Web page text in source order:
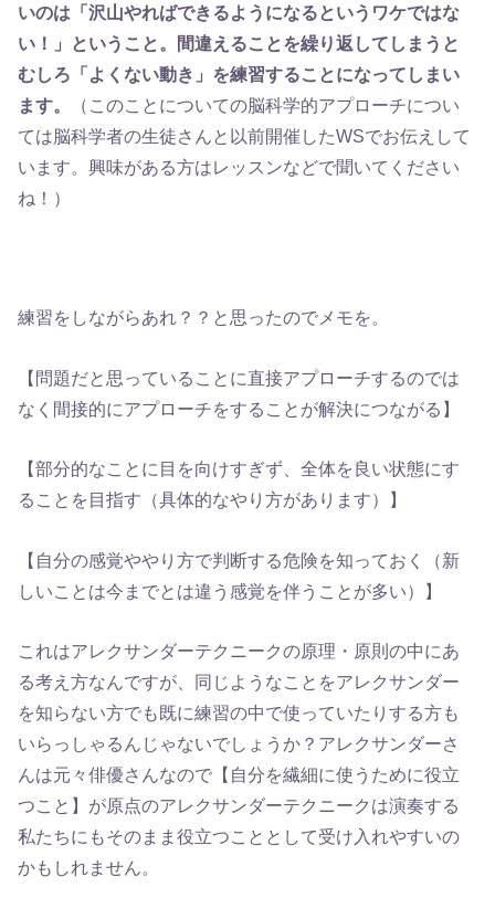
いのは「沢山やればできるようになるというワケではな
い！」ということ。間違えることを繰り返してしまうと
むしろ「よくない動き」を練習することになってしまい
ます。
（このことについての脳科学的アプローチについ
ては脳科学者の生徒さんと以前開催したWSでお伝えして
います。興味がある方はレッスンなどで聞いてください
ね！）
練習をしながらあれ？？と思ったのでメモを。
【問題だと思っていることに直接アプローチするのでは
なく間接的にアプローチをすることが解決につながる】
【部分的なことに目を向けすぎず、全体を良い状態にす
ることを目指す（具体的なやり方があります）】
【自分の感覚ややり方で判断する危険を知っておく（新
しいことは今までとは違う感覚を伴うことが多い）】
これはアレクサンダーテクニークの原理・原則の中にあ
る考え方なんですが、同じようなことをアレクサンダー
を知らない方でも既に練習の中で使っていたりする方も
いらっしゃるんじゃないでしょうか？アレクサンダーさ
んは元々俳優さんなので【自分を繊細に使うために役立
つこと】が原点のアレクサンダーテクニークは演奏する
私たちにもそのまま役立つこととして受け入れやすいの
かもしれません。